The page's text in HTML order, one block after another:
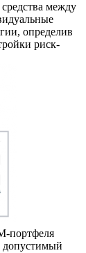
между
определив
риск-
портфеля
допустимый